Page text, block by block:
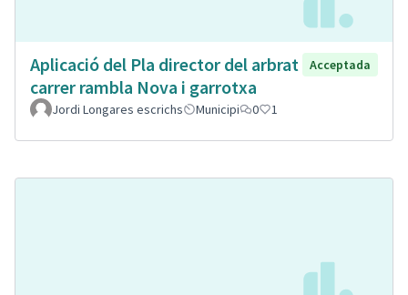
Aplicació del Pla director del arbrat
carrer rambla Nova i garrotxa
Acceptada
Jordi Longares escrichs Municipi 0 1